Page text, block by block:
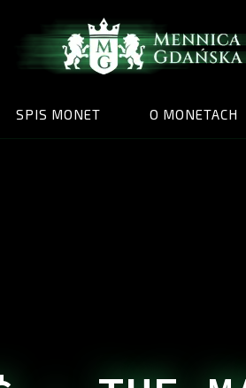
SPIS MONET O MONETACH